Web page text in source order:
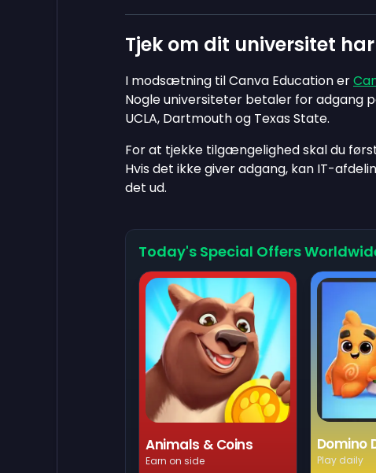
Tjek om dit universitet
I modsætning til Canva Education er
Nogle universiteter betaler for adgang
UCLA, Dartmouth og Texas State.
For at tjekke tilgængelighed skal du
Hvis det ikke giver adgang, kan IT-
det ud.
Today's Special Offers
Animals & Coins
Earn on side
Domino
Play daily